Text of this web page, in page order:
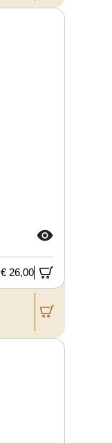
€ 26,00